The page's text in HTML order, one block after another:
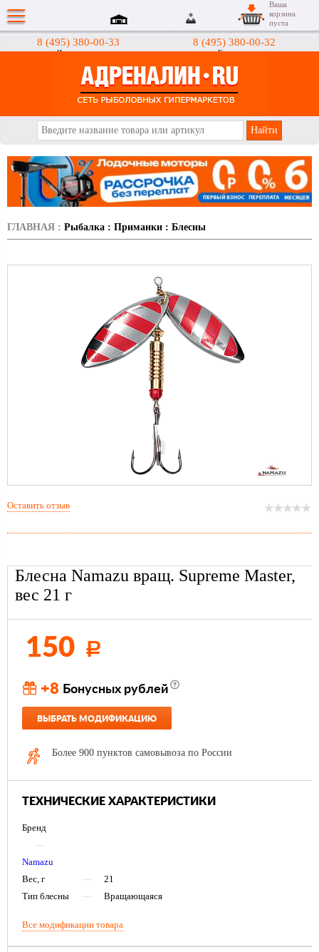
8 (495) 380-00-33
Интернет-магазин
8 (495) 380-00-32
Гипермаркеты
Ваша
корзина
пуста
ГЛАВНАЯ : Рыбалка : Приманки : Блесны
Блесна Namazu вращ. Supreme Master,
вес 21 г
150 Р
+8 Бонусных рублей
ВЫБРАТЬ МОДИФИКАЦИЮ
Более 900 пунктов самовывоза по России
ТЕХНИЧЕСКИЕ ХАРАКТЕРИСТИКИ
Бренд
—
Namazu
Вес, г
—
21
Тип блесны
— Вращающаяся
Все модификации товара
Оставить отзыв